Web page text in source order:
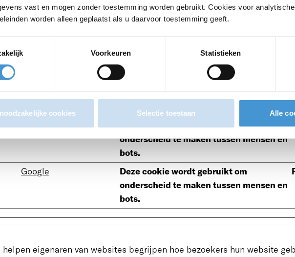
vast en mogen zonder toestemming worden gebruikt. Cookies voor
worden alleen geplaatst als u daarvoor toestemming geeft.
Voorkeuren Statistieken
cookies Selectie toestaan Alle
Google
Deze cookie wordt gebruikt om
onderscheid te maken tussen mensen en
juiste rapporten over het gebruik van de
Deze cookie wordt gebruikt om
Google
Deze cookie wordt gebruikt om
onderscheid te maken tussen mensen en
bots.
Google
Deze cookie wordt gebruikt om
onderscheid te maken tussen mensen en
bots.
eigenaren van websites begrijpen hoe bezoekers hun website